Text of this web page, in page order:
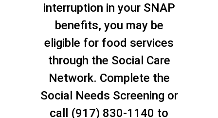
interruption in your SNAP
benefits, you may be
eligible for food services
through the Social Care
Network. Complete the
Social Needs Screening or
call (917) 830-1140 to